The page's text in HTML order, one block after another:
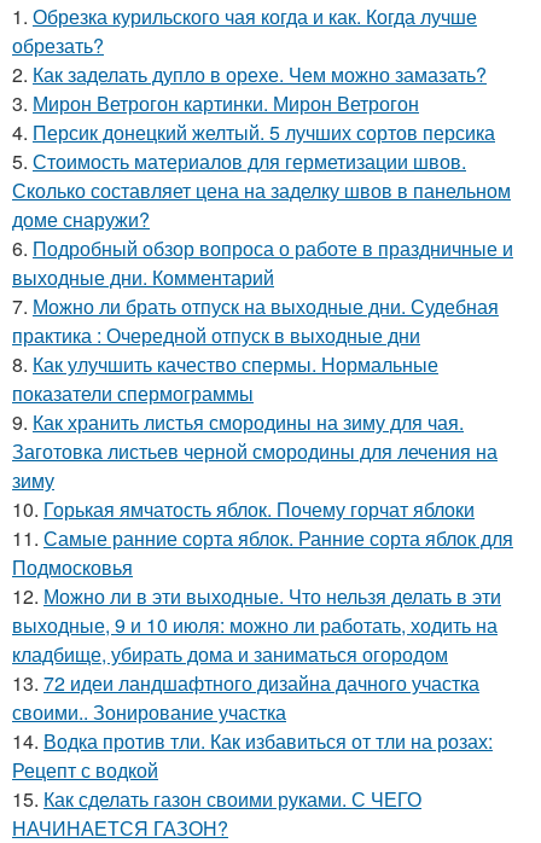
1. Обрезка курильского чая когда и как. Когда лучше
обрезать?
2. Как заделать дупло в орехе. Чем можно замазать?
3. Мирон Ветрогон картинки. Мирон Ветрогон
4. Персик донецкий желтый. 5 лучших сортов персика
5. Стоимость материалов для герметизации швов.
Сколько составляет цена на заделку швов в панельном
доме снаружи?
6. Подробный обзор вопроса о работе в праздничные и
выходные дни. Комментарий
7. Можно ли брать отпуск на выходные дни. Судебная
практика : Очередной отпуск в выходные дни
8. Как улучшить качество спермы. Нормальные
показатели спермограммы
9. Как хранить листья смородины на зиму для чая.
Заготовка листьев черной смородины для лечения на
зиму
10. Горькая ямчатость яблок. Почему горчат яблоки
11. Самые ранние сорта яблок. Ранние сорта яблок для
Подмосковья
12. Можно ли в эти выходные. Что нельзя делать в эти
выходные, 9 и 10 июля: можно ли работать, ходить на
кладбище, убирать дома и заниматься огородом
13. 72 идеи ландшафтного дизайна дачного участка
своими.. Зонирование участка
14. Водка против тли. Как избавиться от тли на розах:
Рецепт с водкой
15. Как сделать газон своими руками. С ЧЕГО
НАЧИНАЕТСЯ ГАЗОН?